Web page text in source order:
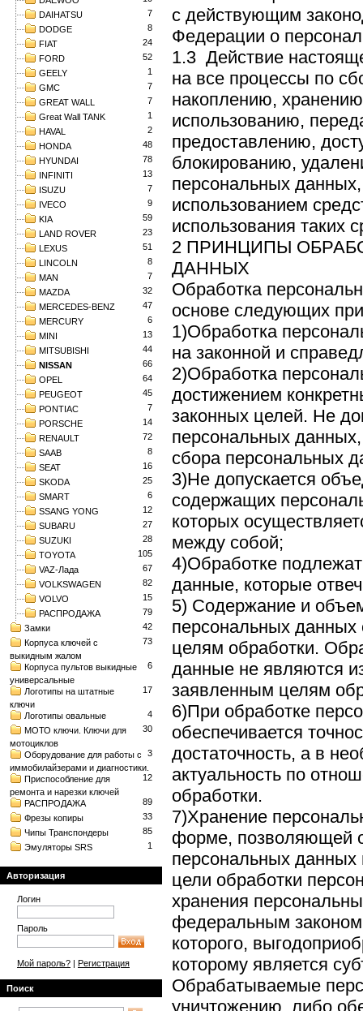
7
DAIHATSU
8
DODGE
24
FIAT
52
FORD
1
GEELY
7
GMC
7
GREAT WALL
1
Great Wall TANK
2
HAVAL
48
HONDA
78
HYUNDAI
13
INFINITI
7
ISUZU
9
IVECO
59
KIA
23
LAND ROVER
51
LEXUS
8
LINCOLN
7
MAN
32
MAZDA
47
MERCEDES-BENZ
6
MERCURY
13
MINI
44
MITSUBISHI
66
NISSAN
64
OPEL
45
PEUGEOT
7
PONTIAC
14
PORSCHE
72
RENAULT
8
SAAB
16
SEAT
25
SKODA
6
SMART
12
SSANG YONG
27
SUBARU
28
SUZUKI
105
TOYOTA
67
VAZ-Лада
82
VOLKSWAGEN
15
VOLVO
79
РАСПРОДАЖА
42
Замки
73
Корпуса ключей с
выкидным жалом
6
Корпуса пультов выкидные
универсальные
17
Логотипы на штатные
ключи
4
Логотипы овальные
30
МОТО ключи. Ключи для
мотоциклов
3
Оборудование для работы с
иммобилайзерами и диагностики.
12
Приспособление для
ремонта и нарезки ключей
89
РАСПРОДАЖА
33
Фрезы копиры
85
Чипы Транспондеры
1
Эмуляторы SRS
Авторизация
Логин
Пароль
Мой пароль? | Регистрация
Поиск
с действующим
Федерации о
1.3 Действие
на все процессы по
накоплению,
использованию,
предоставлению,
блокированию,
персональных
использованием
использования таких
2 ПРИНЦИПЫ
ДАННЫХ
Обработка
основе следующих
1)Обработка
на законной и
2)Обработка
достижением
законных целей. Не
персональных
сбора персональных
3)Не допускается
содержащих
которых
между собой;
4)Обработке
данные, которые
5) Содержание и
персональных данных
целям обработки.
данные не являются
заявленным целям
6)При обработке
обеспечивается
достаточность, а в
актуальность по
обработки.
7)Хранение
форме, позволяющей
персональных данных
цели обработки
хранения
федеральным
которого,
которому является
Обрабатываемые
уничтожению, либо